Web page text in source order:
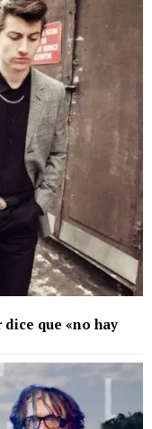
que «no hay